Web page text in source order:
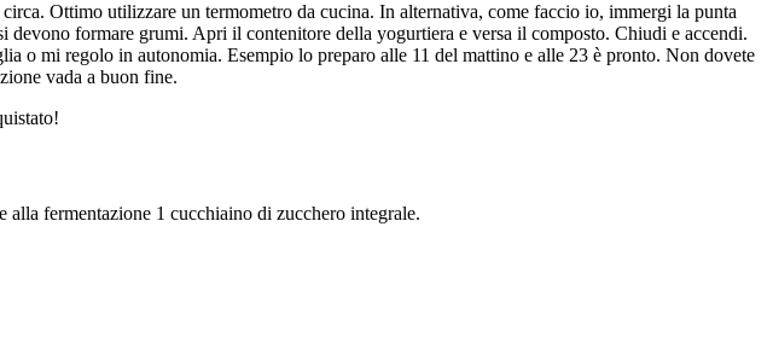
Ottimo utilizzare un termometro da cucina. In alternativa, come faccio io, immergi la punta
formare grumi. Apri il contenitore della yogurtiera e versa il composto. Chiudi e accendi.
o mi regolo in autonomia. Esempio lo preparo alle 11 del mattino e alle 23 è pronto. Non dovete
vada a buon fine.
fermentazione 1 cucchiaino di zucchero integrale.